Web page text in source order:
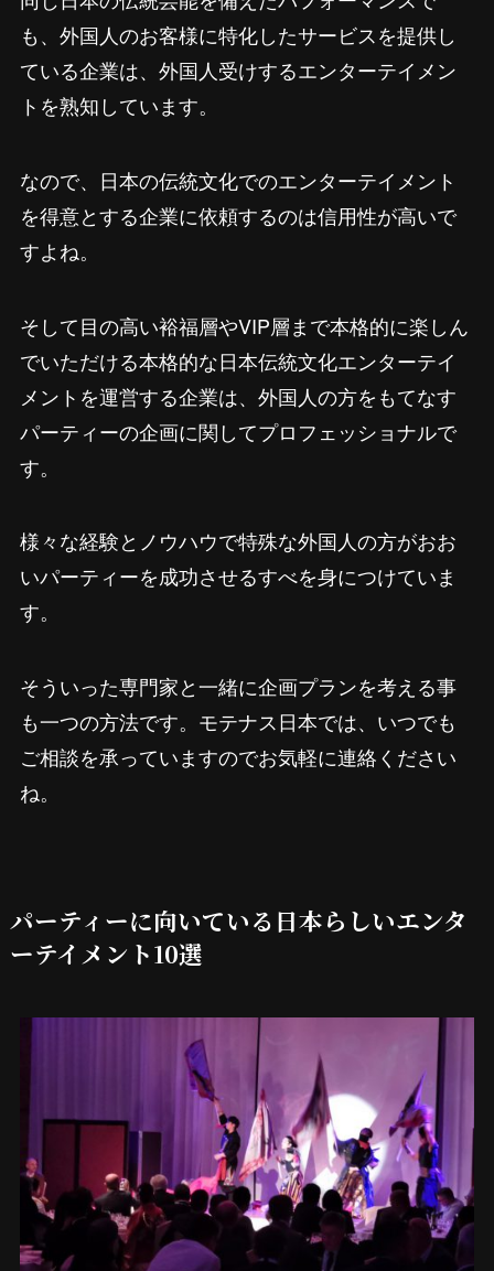
も、外国人のお客様に特化したサービスを提供し
ている企業は、外国人受けするエンターテイメン
トを熟知しています。
なので、日本の伝統文化でのエンターテイメント
を得意とする企業に依頼するのは信用性が高いで
すよね。
そして目の高い裕福層やVIP層まで本格的に楽しん
でいただける本格的な日本伝統文化エンターテイ
メントを運営する企業は、外国人の方をもてなす
パーティーの企画に関してプロフェッショナルで
す。
様々な経験とノウハウで特殊な外国人の方がおお
いパーティーを成功させるすべを身につけていま
す。
そういった専門家と一緒に企画プランを考える事
も一つの方法です。モテナス日本では、いつでも
ご相談を承っていますのでお気軽に連絡ください
ね。
パーティーに向いている日本らしいエンタ
ーテイメント10選